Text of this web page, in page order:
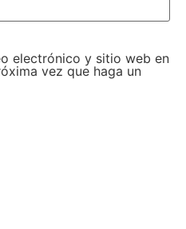
electrónico y sitio web en
vez que haga un